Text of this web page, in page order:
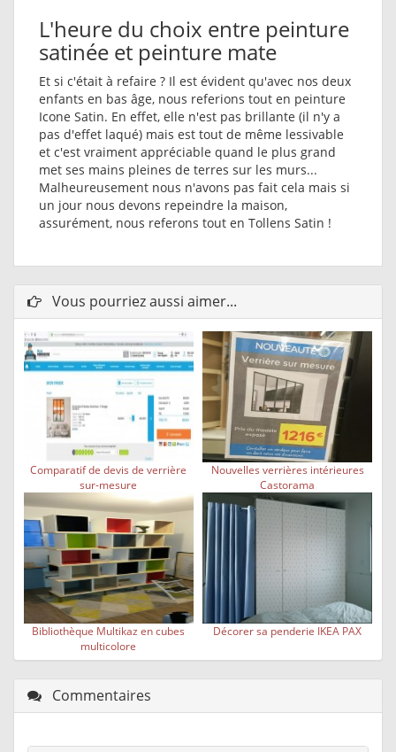
L'heure du choix entre peinture
satinée et peinture mate
Et si c'était à refaire ? Il est évident qu'avec nos deux
enfants en bas âge, nous referions tout en peinture
Icone Satin. En effet, elle n'est pas brillante (il n'y a
pas d'effet laqué) mais est tout de même lessivable
et c'est vraiment appréciable quand le plus grand
met ses mains pleines de terres sur les murs...
Malheureusement nous n'avons pas fait cela mais si
un jour nous devons repeindre la maison,
assurément, nous referons tout en Tollens Satin !
Vous pourriez aussi aimer...
Comparatif de devis de verrière
sur-mesure
Nouvelles verrières intérieures
Castorama
Bibliothèque Multikaz en cubes
multicolore
Décorer sa penderie IKEA PAX
Commentaires